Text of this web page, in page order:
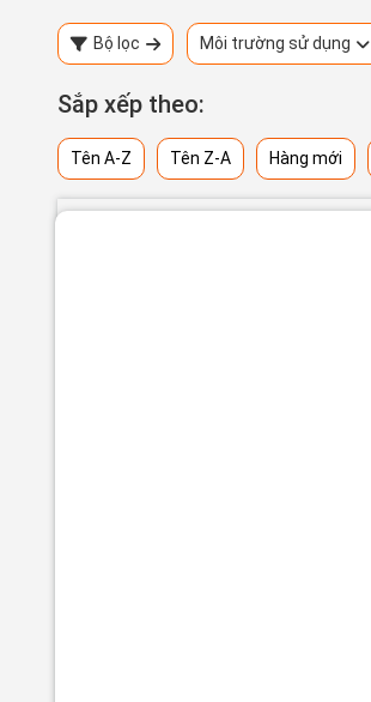
Bộ lọc Môi trường sử dụng
Sắp xếp theo:
Tên A-Z Tên Z-A Hàng mới